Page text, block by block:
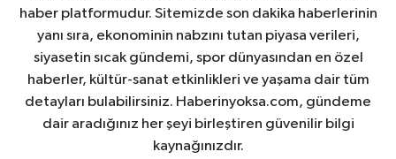
haber platformudur. Sitemizde son dakika haberlerinin
yanı sıra, ekonominin nabzını tutan piyasa verileri,
siyasetin sıcak gündemi, spor dünyasından en özel
haberler, kültür-sanat etkinlikleri ve yaşama dair tüm
detayları bulabilirsiniz. Haberinyoksa.com, gündeme
dair aradığınız her şeyi birleştiren güvenilir bilgi
kaynağınızdır.